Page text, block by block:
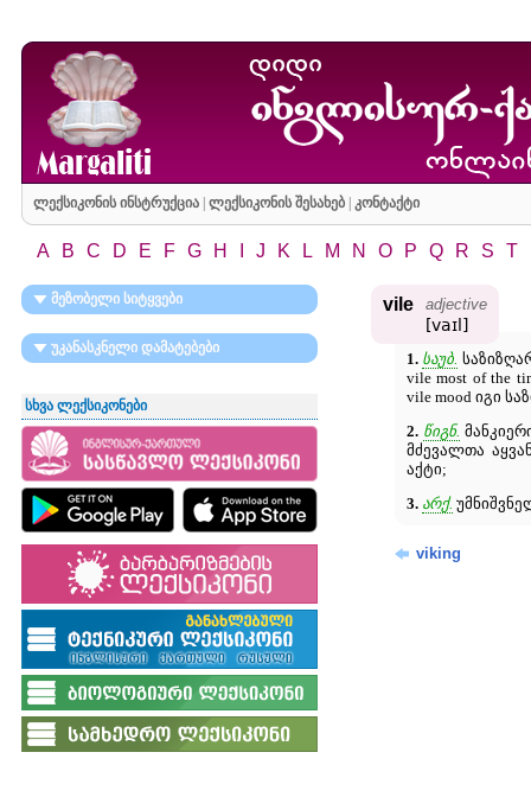
ლექსიკონის ინსტრუქცია| ლექსიკონის შესახებ| კონტაქტი
A B C D E F G H J K L M N O P Q R S T
მეზობელი სიტყვები
უკანასკნელი დამატებები
სხვა ლექსიკონები
vile adjective
[vaɪl]
1. საუბ.
vile most of the
vile mood იგი
2. წიგნ.
მძევალთა
აქტი;
3. არქ.
viking